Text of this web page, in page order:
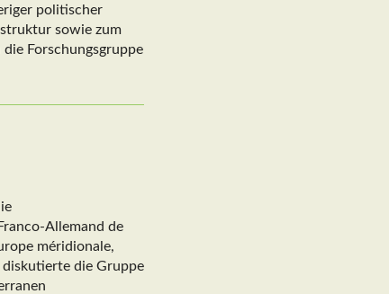
politischer
sowie zum
Forschungsgruppe
Allemand de
méridionale,
diskutierte die Gruppe